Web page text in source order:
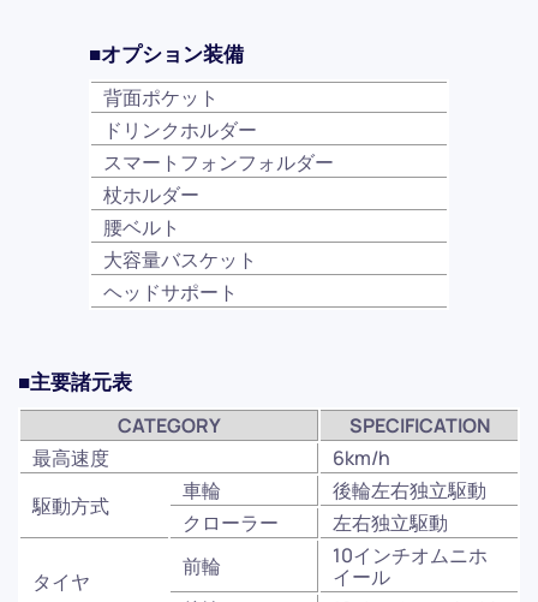
■オプション装備
背面ポケット
ドリンクホルダー
スマートフォンフォルダー
杖ホルダー
腰ベルト
大容量バスケット
ヘッドサポート
■主要諸元表
CATEGORY
SPECIFICATION
最高速度
6km/h
駆動方式
車輪
後輪左右独立駆動
クローラー
左右独立駆動
タイヤ
前輪
10インチオムニホ
イール